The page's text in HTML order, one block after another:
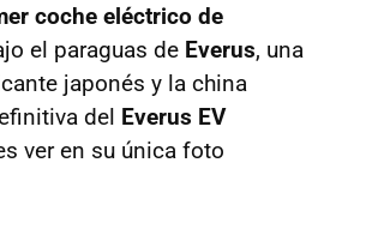
coche eléctrico de
el paraguas de Everus, una
japonés y la china
del Everus EV
ver en su única foto